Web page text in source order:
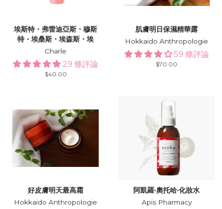
埃斯特・弗雷迪亞斯・穆斯
特・埃桑斯・埃森斯・埃
Charle
29 條評論
Regular
$40.00
肌膚明日保濕精華露
Hokkaido Anthropologie
59 條評論
Regular
$70.00
好皮膚明天最高霜
Hokkaido Anthropologie
阿凱羅·奧托哈·化妝水
Apis Pharmacy